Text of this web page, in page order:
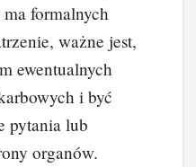
formalnych
ważne jest,
ewentualnych
i być
pytania lub
organów.